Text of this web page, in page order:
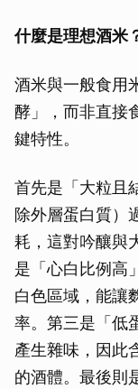
什麼是理想酒米
酒米與一般食用
酵」，而非直接
鍵特性。
首先是「大粒且
除外層蛋白質）
耗，這對吟釀與
是「心白比例高
白色區域，能讓
率。第三是「低
產生雜味，因此
的酒體。最後則